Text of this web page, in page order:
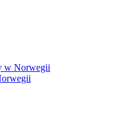
w Norwegii